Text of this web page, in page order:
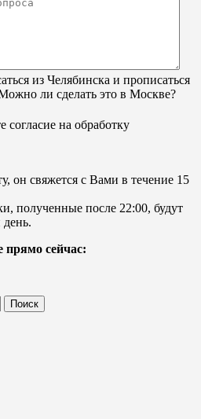
из Челябинска и прописаться
ли сделать это в Москве?
согласие на обработку
он свяжется с Вами в течение 15
полученные после 22:00, будут
прямо сейчас: